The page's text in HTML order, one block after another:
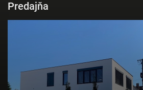
Predajňa